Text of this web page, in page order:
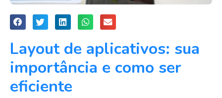
Layout de aplicativos: sua
importância e como ser
eficiente